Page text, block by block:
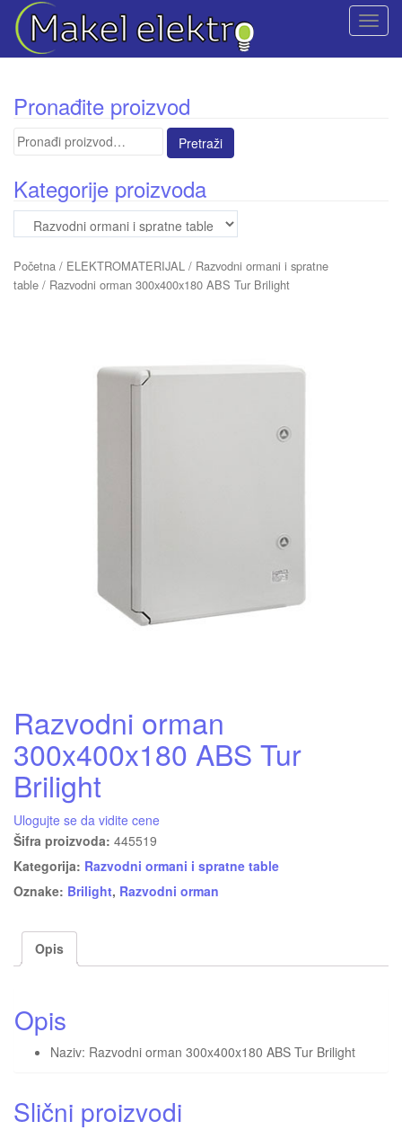
T
Pronađite proizvod
Pretraga
Kategorije proizvoda
Početna / ELEKTROMATERIJAL / Razvodni ormani i spratne
table / Razvodni orman 300x400x180 ABS Tur Brilight
Razvodni orman
300x400x180 ABS Tur
Brilight
Ulogujte se da vidite cene
Šifra proizvoda: 445519
Kategorija: Razvodni ormani i spratne table
Oznake: Brilight, Razvodni orman
Opis
Opis
Naziv: Razvodni orman 300x400x180 ABS Tur Brilight
Slični proizvodi